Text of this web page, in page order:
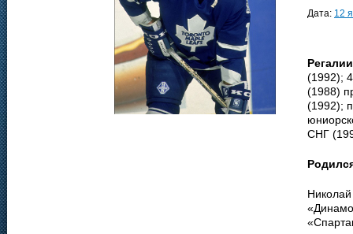
Дата: 12
(1992);
(1988)
(1992);
СНГ